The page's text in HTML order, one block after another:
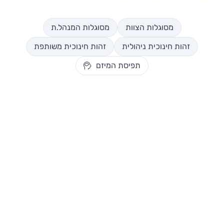
מסוגלות הצוות
מסוגלות המנהל.ת
זהות חינוכית ניהולית
זהות חינוכית משותפת
תפיסת המיזם